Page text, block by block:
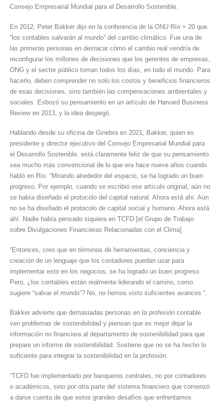
salven
el
mundo
Consejo Empresarial Mundial para el Desarrollo Sostenible.
En 2012, Peter Bakker dijo en la conferencia de la ONU Río + 20 que
“los contables salvarán al mundo” del cambio climático. Fue una de
las primeras personas en destacar cómo el cambio real vendría de
reconfigurar los millones de decisiones que los gerentes de empresas,
ONG y el sector público toman todos los días, en todo el mundo. Para
hacerlo, deben comprender no solo los costos y beneficios financieros
de esas decisiones, sino también las compensaciones ambientales y
sociales. Esbozó su pensamiento en un artículo de Harvard Business
Review en 2013, y la idea despegó.
Hablando desde su oficina de Ginebra en 2021, Bakker, quien es
presidente y director ejecutivo del Consejo Empresarial Mundial para
el Desarrollo Sostenible, está claramente feliz de que su pensamiento
sea mucho más convencional de lo que era hace nueve años cuando
habló en Río. “Mirando alrededor del espacio, se ha logrado un buen
progreso. Por ejemplo, cuando se escribió ese artículo original, aún no
se había diseñado el protocolo del capital natural. Ahora está ahí. Aún
no se ha diseñado el protocolo de capital social y humano. Ahora está
ahí. Nadie había pensado siquiera en TCFD [el Grupo de Trabajo
sobre Divulgaciones Financieras Relacionadas con el Clima].
“Entonces, creo que en términos de herramientas, conciencia y
creación de un lenguaje que los contadores puedan usar para
implementar esto en los negocios, se ha logrado un buen progreso.
Pero, ¿los contables están realmente liderando el camino, como
sugiere “salvar el mundo”? No, no hemos visto suficientes avances “.
Bakker advierte que demasiadas personas en la profesión contable
ven problemas de sostenibilidad y piensan que es mejor dejar la
información no financiera al departamento de sostenibilidad para que
prepare un informe de sostenibilidad. Sostiene que no se ha hecho lo
suficiente para integrar la sostenibilidad en la profesión.
“TCFD fue implementado por banqueros centrales, no por contadores
o académicos, sino por otra parte del sistema financiero que comenzó
a darse cuenta de que estos grandes desafíos que enfrentamos